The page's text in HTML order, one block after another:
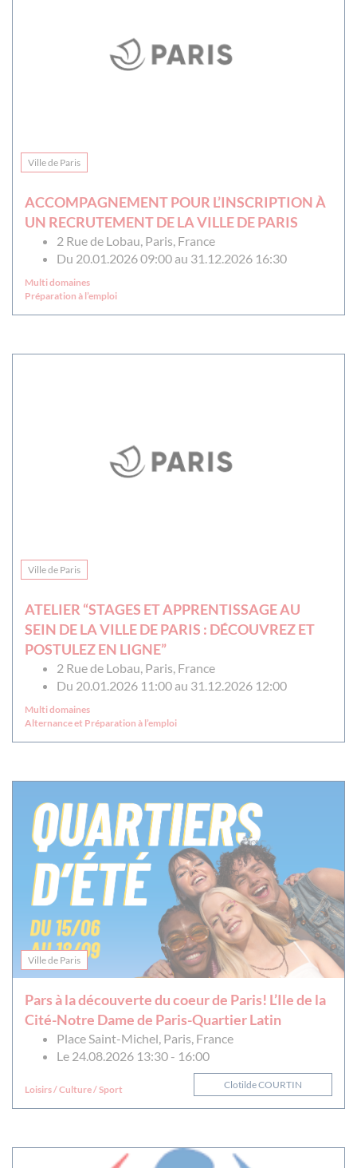
Ville de Paris
ACCOMPAGNEMENT POUR L’INSCRIPTION À
UN RECRUTEMENT DE LA VILLE DE PARIS
2 Rue de Lobau, Paris, France
Du 20.01.2026 09:00 au 31.12.2026 16:30
Multi domaines
Préparation à l’emploi
Ville de Paris
ATELIER “STAGES ET APPRENTISSAGE AU
SEIN DE LA VILLE DE PARIS : DÉCOUVREZ ET
POSTULEZ EN LIGNE”
2 Rue de Lobau, Paris, France
Du 20.01.2026 11:00 au 31.12.2026 12:00
Multi domaines
Alternance et Préparation à l’emploi
Ville de Paris
Pars à la découverte du coeur de Paris! L’Ile de la
Cité-Notre Dame de Paris-Quartier Latin
Place Saint-Michel, Paris, France
Le 24.08.2026 13:30 - 16:00
Loisirs / Culture / Sport Clotilde COURTIN